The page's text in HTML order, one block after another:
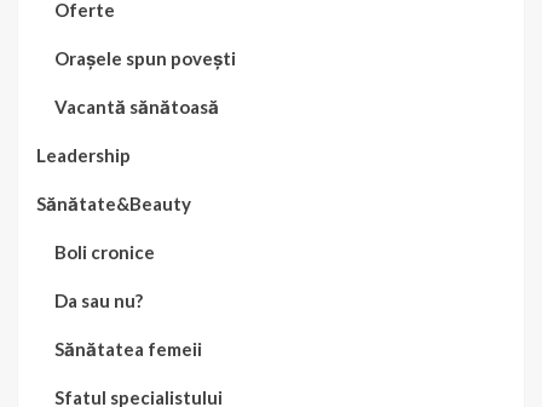
Oferte
Orașele spun povești
Vacantă sănătoasă
Leadership
Sănătate&Beauty
Boli cronice
Da sau nu?
Sănătatea femeii
Sfatul specialistului